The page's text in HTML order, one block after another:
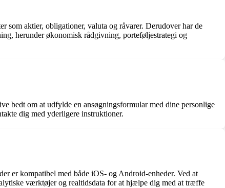
som aktier, obligationer, valuta og råvarer. Derudover har de
herunder økonomisk rådgivning, porteføljestrategi og
bedt om at udfylde en ansøgningsformular med dine personlige
dig med yderligere instruktioner.
er kompatibel med både iOS- og Android-enheder. Ved at
værktøjer og realtidsdata for at hjælpe dig med at træffe